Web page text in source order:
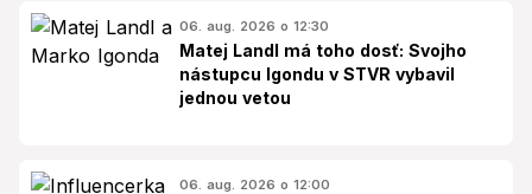
06. aug. 2026 o 12:30
Matej Landl má toho dosť: Svojho
nástupcu Igondu v STVR vybavil
jednou vetou
06. aug. 2026 o 12:00